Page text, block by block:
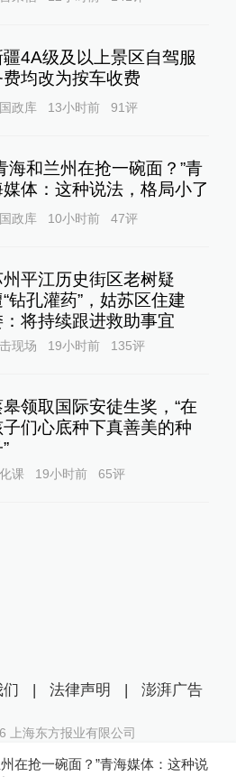
疆4A级及以上景区自驾服
费均改为按车收费
政库 13小时前 91评
海和兰州在抢一碗面？”青
媒体：这种说法，格局小了
政库 10小时前 47评
州平江历史街区老树疑
钻孔灌药”，姑苏区住建
：将持续跟进救助事宜
现场 19小时前 135评
领取国际安徒生奖，“在
子们心底种下真善美的种
课 19小时前 65评
在抢一碗面？”青海媒体：这种说
们 | 法律声明 | 澎湃广告
上海东方报业有限公司
| 沪ICP备14003370号